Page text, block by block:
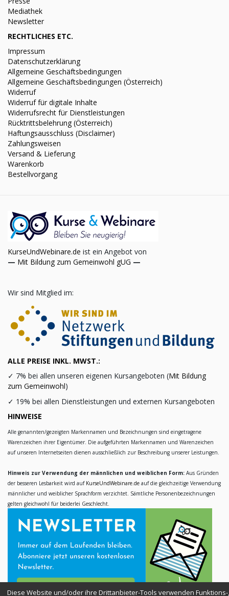
Mediathek
Newsletter
RECHTLICHES ETC.
Impressum
Datenschutzerklärung
Allgemeine Geschäftsbedingungen
Allgemeine Geschäftsbedingungen (Österreich)
Widerruf
Widerruf für digitale Inhalte
Widerrufsrecht für Dienstleistungen
Rücktrittsbelehrung (Österreich)
Haftungsausschluss (Disclaimer)
Zahlungsweisen
Versand & Lieferung
Warenkorb
Bestellvorgang
KurseUndWebinare.de ist ein Angebot von
— Mit Bildung zum Gemeinwohl gUG —
Wir sind Mitglied im:
ALLE PREISE INKL. MWST.:
✓ 7% bei allen unseren eigenen Kursangeboten (Mit Bildung
zum Gemeinwohl)
✓ 19% bei allen Dienstleistungen und externen Kursangeboten
HINWEISE
Alle genannten/gezeigten Markennamen und Bezeichnungen sind eingetragene
Warenzeichen ihrer Eigentümer. Die aufgeführten Markennamen und Warenzeichen
auf unseren Internetseiten dienen ausschließlich zur Beschreibung unserer Leistungen.
Hinweis zur Verwendung der männlichen und weiblichen Form: Aus Gründen
der besseren Lesbarkeit wird auf KurseUndWebinare.de auf die gleichzeitige Verwendung
männlicher und weiblicher Sprachform verzichtet. Sämtliche Personenbezeichnungen
gelten gleichwohl für beiderlei Geschlecht.
Diese Website und/oder ihre Drittanbieter-Tools verwenden Funktions-,